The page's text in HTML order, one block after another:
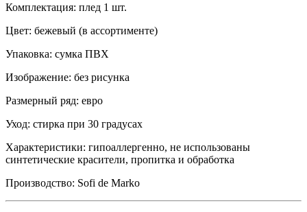
Комплектация: плед 1 шт.
Цвет: бежевый (в ассортименте)
Упаковка: сумка ПВХ
Изображение: без рисунка
Размерный ряд: евро
Уход: стирка при 30 градусах
Характеристики: гипоаллергенно, не использованы
синтетические красители, пропитка и обработка
Производство: Sofi de Marko